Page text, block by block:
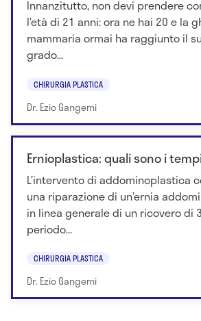
Innanzitutto, non devi prendere
l’età di 21 anni: ora ne hai 20 e la
mammaria ormai ha raggiunto il
grado...
CHIRURGIA PLASTICA
Dr. Ezio Gangemi
Ernioplastica: quali sono i
L’intervento di addominoplastica
una riparazione di un’ernia
in linea generale di un ricovero di
periodo...
CHIRURGIA PLASTICA
Dr. Ezio Gangemi